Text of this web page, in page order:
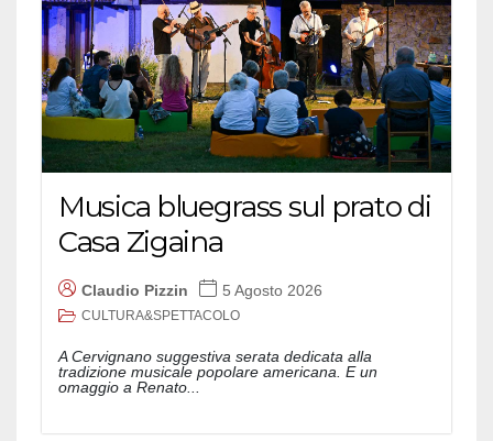
Musica bluegrass sul prato di
Casa Zigaina
Claudio Pizzin 5 Agosto 2026
CULTURA&SPETTACOLO
A Cervignano suggestiva serata dedicata alla
tradizione musicale popolare americana. E un
omaggio a Renato...